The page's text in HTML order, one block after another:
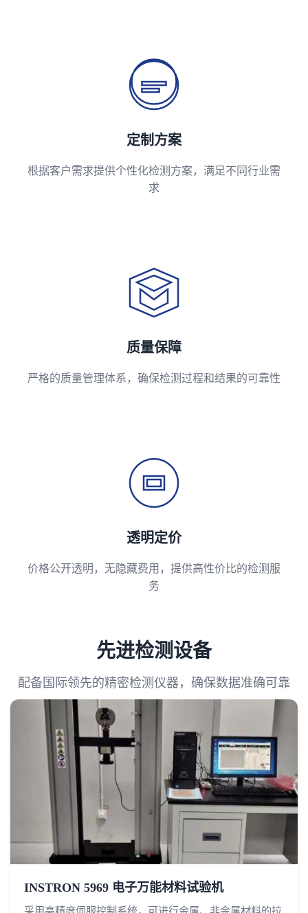
定制方案
根据客户需求提供个性化检测方案，满足不同行业需
求
质量保障
严格的质量管理体系，确保检测过程和结果的可靠性
透明定价
价格公开透明，无隐藏费用，提供高性价比的检测服
务
先进检测设备
配备国际领先的精密检测仪器，确保数据准确可靠
INSTRON 5969 电子万能材料试验机
采用高精度伺服控制系统，可进行金属、非金属材料的拉